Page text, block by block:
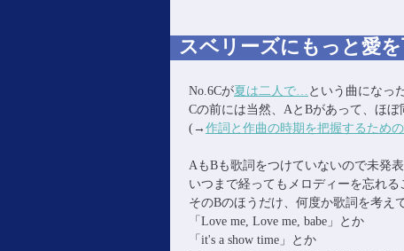
おおたからブログ
スベリーズにもっと愛
No.6Cが夏は二人で… という曲になっ
Cの前には当然、AとBがあって、ほぼ
(→ 作詞と作曲の時期を把握するため
AもBも歌詞をつけていないので未発表
いつまで経ってもメロディーを忘れる
そのBのほうだけ、何度か歌詞を考え
「Love me, Love me, babe」とか
「it's a show time」とか